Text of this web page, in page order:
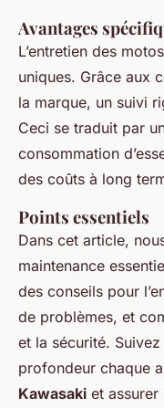
Avantages
L’entretien des
uniques. Grâce aux
la marque, un suivi
Ceci se traduit par
consommation
des coûts à long
Points essentiels
Dans cet article,
maintenance
des conseils pour
de problèmes, et
et la sécurité.
profondeur chaque
Kawasaki et assurer